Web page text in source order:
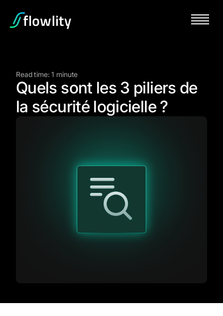
Read time: 1 minute
Quels sont les 3 piliers de
la sécurité logicielle ?